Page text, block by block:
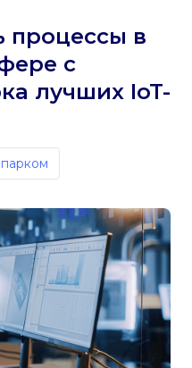
процессы в
с
лучших IoT-